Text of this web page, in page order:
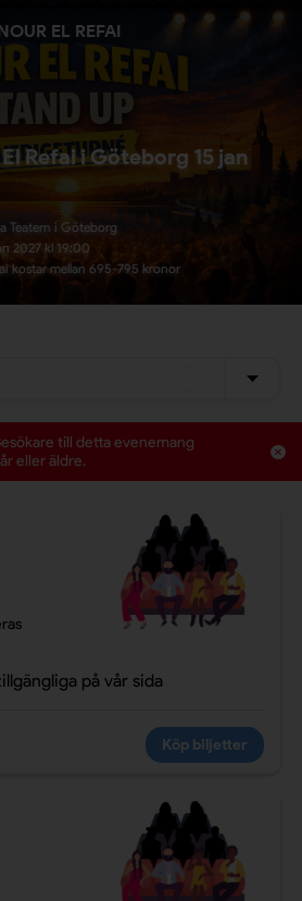
EL REFAI
Refai i Göteborg 15 jan
Teatern i Göteborg
2027 kl 19:00
kostar mellan 695-795 kronor
till detta evenemang
eller äldre.
på vår sida
Köp biljetter